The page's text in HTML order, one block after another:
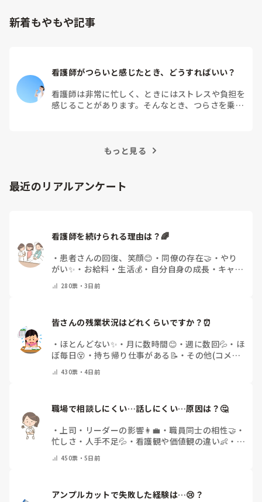
新着もやもや記事
看護師がつらいと感じたとき、どうすればいい？
看護師は非常に忙しく、ときにはストレスや負担を
感じることがあります。そんなとき、つらさを乗り
もっと見る
最近のリアルアンケート
看護師を続けられる理由は？🌈
・ 患者さんの回復、笑顔😊 ・ 同僚の存在🤝 ・ やり
がい✨ ・ お給料・生活💰 ・ 自分自身の成長・キャリ
教えてください)
280票・3日前
皆さんの残業状況はどれくらいですか？⏰
・ ほとんどない✨ ・ 月に数時間😊 ・週に数回💦 ・ ほ
ぼ毎日😵 ・ 持ち帰り仕事がある📝 ・ その他(コメン
430票・4日前
職場で相談しにくい…話しにくい…原因は？🤔
・ 上司・リーダーの影響👩‍💼 ・職員同士の相性🤝 ・
忙しさ・人手不足💦 ・ 看護観や価値観の違い👶 ・ 自
教えてください)
450票・5日前
アンプルカットで失敗した経験は…😢？